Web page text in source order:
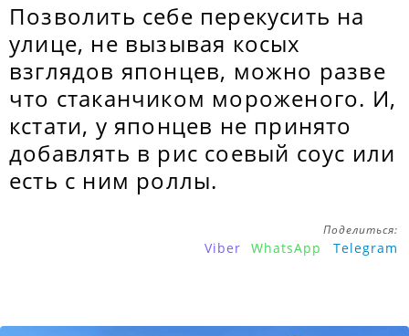
Позволить себе перекусить на
улице, не вызывая косых
взглядов японцев, можно разве
что стаканчиком мороженого. И,
кстати, у японцев не принято
добавлять в рис соевый соус или
есть с ним роллы.
Поделиться:
Viber WhatsApp Telegram